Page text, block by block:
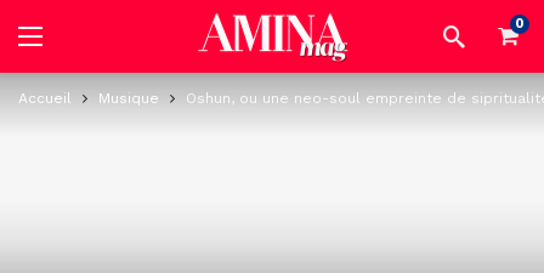
0
Accueil Musique Oshun, ou une neo-soul empreinte de